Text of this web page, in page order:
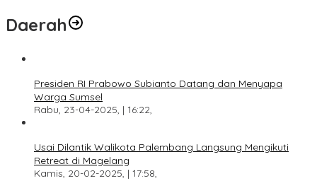
Daerah
Presiden RI Prabowo Subianto Datang dan Menyapa
Warga Sumsel
Rabu, 23-04-2025, | 16:22,
Usai Dilantik Walikota Palembang Langsung Mengikuti
Retreat di Magelang
Kamis, 20-02-2025, | 17:58,